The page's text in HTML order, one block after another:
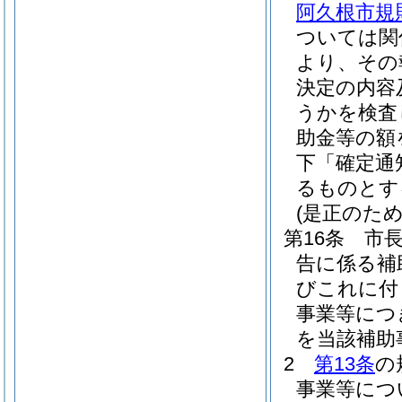
阿久根市規
ついては
より、そ
決定の内
うかを検
助金等の額
下「確定通
るものと
(是正のた
第16条
市
告に係る
びこれに
事業等に
を当該補
2
第13条の
事業等に